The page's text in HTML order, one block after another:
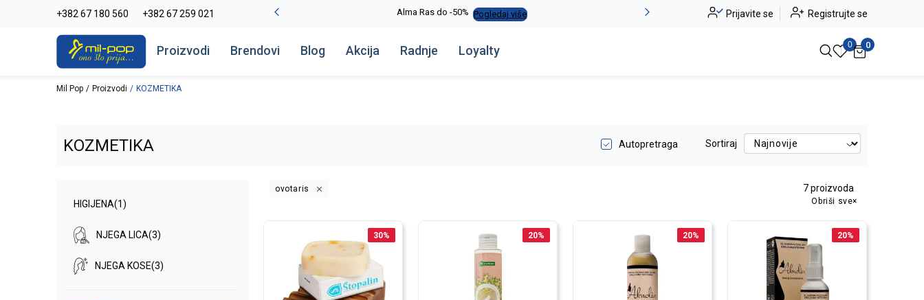
+382 67 180 560 +382 67 259 021
La Plage peškiri do -30% Pogledaj više Alma Ras do -50% Pogledaj više -20% na kompletan asortiman Pogledaj više
Prijavite se Registrujte se
Proizvodi Brendovi Blog Akcija Radnje Loyalty 0 0
Mil Pop Proizvodi KOZMETIKA
KOZMETIKA Autopretraga Sortiraj
HIGIJENA(1)
NJEGA LICA(3)
NJEGA KOSE(3)
ovotaris 7proizvoda
Obriši sve
30% 20% 20% 20%